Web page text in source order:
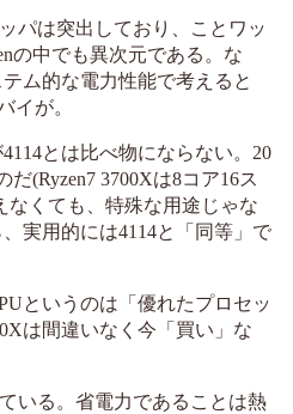
パは突出しており、ことワッ
の中でも異次元である。な
ム的な電力性能で考えると
イが。
とは比べ物にならない。20
(Ryzen7 3700Xは8コア16ス
なくても、特殊な用途じゃな
実用的には4114と「同等」で
というのは「優れたプロセッ
は間違いなく今「買い」な
いる。省電力であることは熱